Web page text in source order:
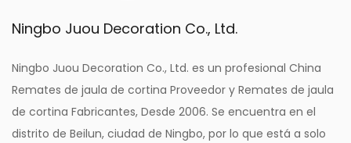
Ningbo Juou Decoration Co., Ltd.
Ningbo Juou Decoration Co., Ltd. es un profesional China
Remates de jaula de cortina Proveedor y Remates de jaula
de cortina Fabricantes, Desde 2006. Se encuentra en el
distrito de Beilun, ciudad de Ningbo, por lo que está a solo